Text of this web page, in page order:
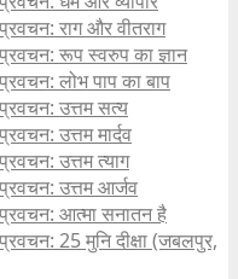
राग और वीतराग
रूप स्वरुप का ज्ञान
लोभ पाप का बाप
उत्तम सत्य
उत्तम मार्दव
उत्तम त्याग
उत्तम आर्जव
आत्मा सनातन है
25 मुनि दीक्षा (जबलपुर,